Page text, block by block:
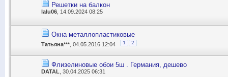
Решетки на балкон
lalu06 , 14.09.2024 08:25
Окна металлопластиковые
Татьяна*** , 04.05.2016 12:04 1 2
Флизелиновые обои 5ш . Германия, дешево
DATAL , 30.04.2025 06:31